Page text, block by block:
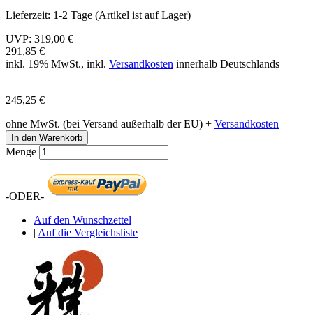
Lieferzeit: 1-2 Tage (Artikel ist auf Lager)
UVP: 319,00 €
291,85 €
inkl. 19% MwSt., inkl. Versandkosten innerhalb Deutschlands
245,25 €
ohne MwSt. (bei Versand außerhalb der EU) + Versandkosten
In den Warenkorb
Menge
-ODER-
Auf den Wunschzettel
| Auf die Vergleichsliste